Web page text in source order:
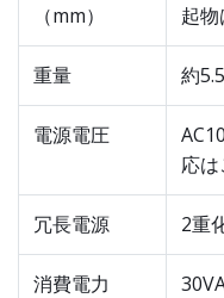
（mm）
起
重量 約
電源電圧
応は
冗長電源 2重
消費電力